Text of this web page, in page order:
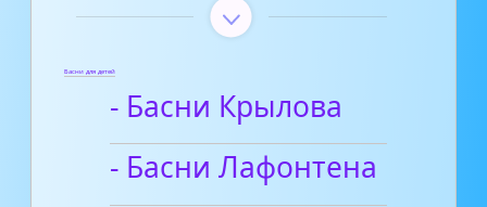
Басни для детей
- Басни Крылова
- Басни Лафонтена